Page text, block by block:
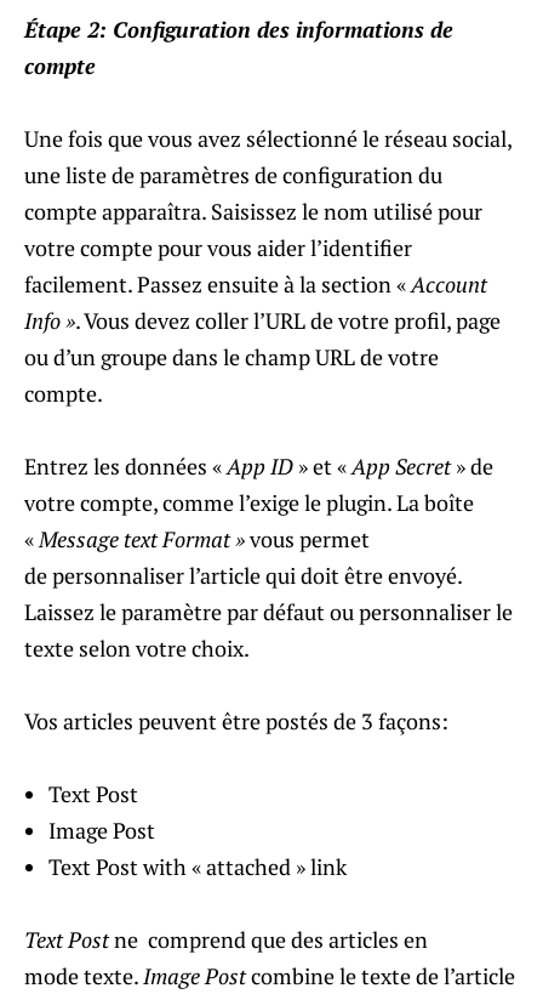
Étape 2: Configuration des informations de
compte
Une fois que vous avez sélectionné le réseau social,
une liste de paramètres de configuration du
compte apparaîtra. Saisissez le nom utilisé pour
votre compte pour vous aider l’identifier
facilement. Passez ensuite à la section «Account
Info ». Vous devez coller l’URL de votre profil, page
ou d’un groupe dans le champ URL de votre
compte.
Entrez les données «App ID » et «App Secret» de
votre compte, comme l’exige le plugin. La boîte
«Message text Format »vous permet
de personnaliser l’article qui doit être envoyé.
Laissez le paramètre par défaut ou personnaliser le
texte selon votre choix.
Vos articles peuvent être postés de 3 façons:
Text Post
Image Post
Text Post with « attached » link
Text Postne comprend que des articles en
mode texte.Image Postcombine le texte de l’article